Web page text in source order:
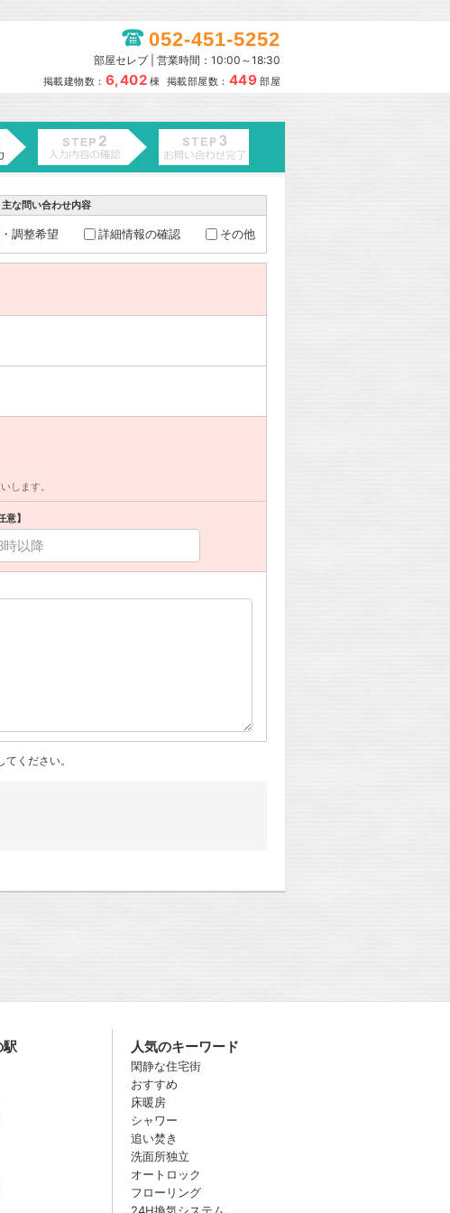
052-451-5252
部屋セレブ | 営業時間：10:00～18:30
掲載建物数： 6,402 棟 掲載部屋数： 449 部屋
主な問い合わせ内容
調整希望 詳細情報の確認 その他
します。
】
ください。
駅 人気のキーワード
閑静な住宅街
おすすめ
床暖房
シャワー
追い焚き
洗面所独立
オートロック
フローリング